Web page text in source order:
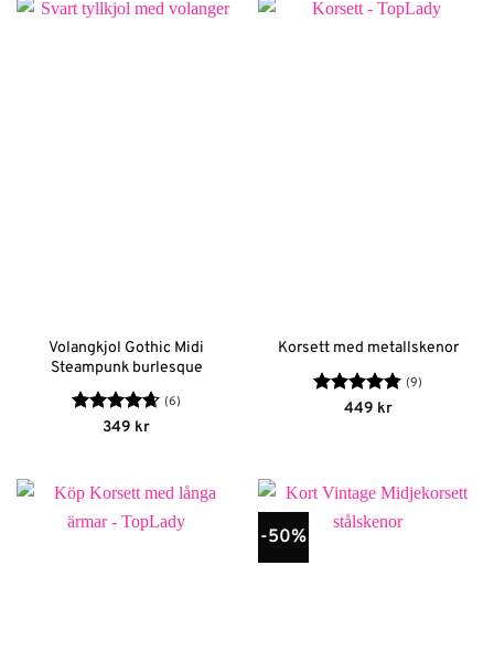
Volangkjol Gothic Midi
Steampunk burlesque
Betygsatt
(6)
349 kr
Korsett med metallskenor
Betygsatt
(9)
449 kr
-50%